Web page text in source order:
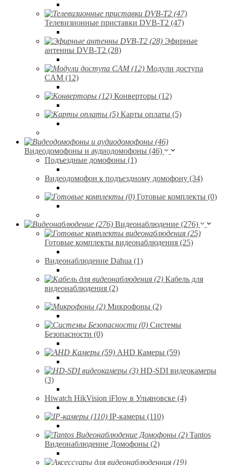
Телевизионные приставки DVB-T2 (47)
Эфирные
антенны DVB-T2 (28)
Модули доступа
CAM (12)
Конверторы (12)
Карты оплаты (5)
Видеодомофоны и аудиодомофоны (46)
Подъездные домофоны (1)
Видеодомофон к подъездному домофону (34)
Готовые комплекты (0)
Видеонаблюдение (276)
Готовые комплекты видеонаблюдения (25)
Видеонаблюдение Dahua (1)
Кабель для
видеонаблюдения (2)
Микрофоны (2)
Системы
Безопасности (0)
AHD Камеры (59)
HD-SDI видеокамеры
(3)
Hiwatch HikVision iFlow в Ульяновске (4)
IP-камеры (110)
Tantos
Видеонаблюдение Домофоны (2)